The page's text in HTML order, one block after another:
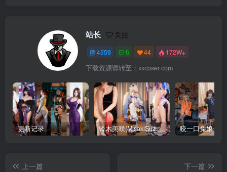
站长 关注
4559 6 44 172W+
下载资源请转至：xxcoser.com
更新记录 铃木美咲(MisakiSuzuki) 合集下载 咬一口兔娘 合
上一篇
下一篇